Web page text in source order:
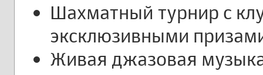
Шахматный турнир с
эксклюзивными
Живая джазовая